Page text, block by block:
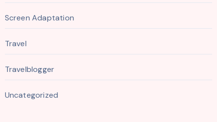
Screen Adaptation
Travel
Travelblogger
Uncategorized